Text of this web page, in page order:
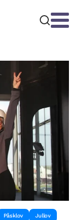
Påsklov Jullov